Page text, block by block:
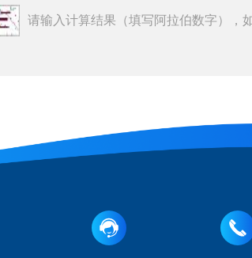
请输入计算结果（填写阿拉伯数字），